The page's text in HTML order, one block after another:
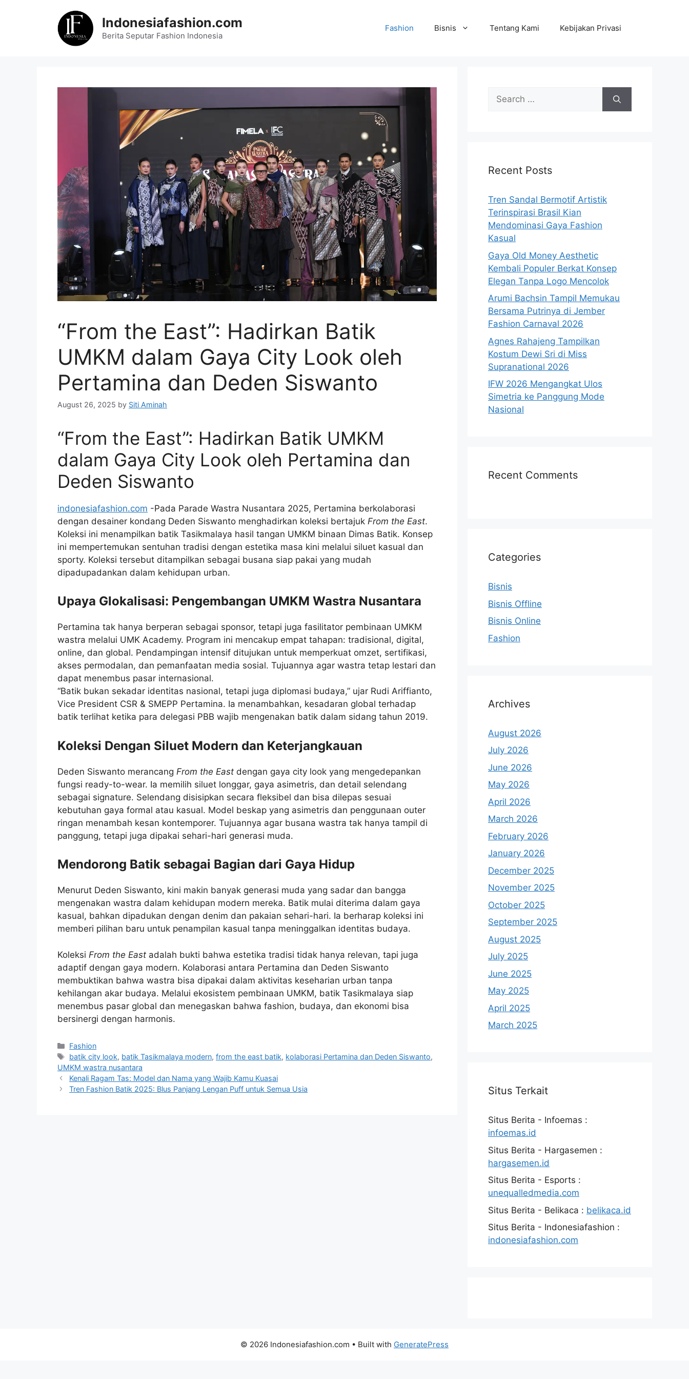
Indonesiafashion.com
Berita Seputar Fashion Indonesia
Fashion Bisnis Tentang Kami Kebijakan Privasi
“From the East”: Hadirkan Batik
UMKM dalam Gaya City Look oleh
Pertamina dan Deden Siswanto
August 26, 2025 by Siti Aminah
“From the East”: Hadirkan Batik UMKM
dalam Gaya City Look oleh Pertamina dan
Deden Siswanto
indonesiafashion.com -Pada Parade Wastra Nusantara 2025, Pertamina berkolaborasi
dengan desainer kondang Deden Siswanto menghadirkan koleksi bertajuk From the East.
Koleksi ini menampilkan batik Tasikmalaya hasil tangan UMKM binaan Dimas Batik. Konsep
ini mempertemukan sentuhan tradisi dengan estetika masa kini melalui siluet kasual dan
sporty. Koleksi tersebut ditampilkan sebagai busana siap pakai yang mudah
dipadupadankan dalam kehidupan urban.
Upaya Glokalisasi: Pengembangan UMKM Wastra Nusantara
Pertamina tak hanya berperan sebagai sponsor, tetapi juga fasilitator pembinaan UMKM
wastra melalui UMK Academy. Program ini mencakup empat tahapan: tradisional, digital,
online, dan global. Pendampingan intensif ditujukan untuk memperkuat omzet, sertifikasi,
akses permodalan, dan pemanfaatan media sosial. Tujuannya agar wastra tetap lestari dan
dapat menembus pasar internasional.
“Batik bukan sekadar identitas nasional, tetapi juga diplomasi budaya,” ujar Rudi Ariffianto,
Vice President CSR & SMEPP Pertamina. Ia menambahkan, kesadaran global terhadap
batik terlihat ketika para delegasi PBB wajib mengenakan batik dalam sidang tahun 2019.
Koleksi Dengan Siluet Modern dan Keterjangkauan
Deden Siswanto merancang From the East dengan gaya city look yang mengedepankan
fungsi ready-to-wear. Ia memilih siluet longgar, gaya asimetris, dan detail selendang
sebagai signature. Selendang disisipkan secara fleksibel dan bisa dilepas sesuai
kebutuhan gaya formal atau kasual. Model beskap yang asimetris dan penggunaan outer
ringan menambah kesan kontemporer. Tujuannya agar busana wastra tak hanya tampil di
panggung, tetapi juga dipakai sehari-hari generasi muda.
Mendorong Batik sebagai Bagian dari Gaya Hidup
Menurut Deden Siswanto, kini makin banyak generasi muda yang sadar dan bangga
mengenakan wastra dalam kehidupan modern mereka. Batik mulai diterima dalam gaya
kasual, bahkan dipadukan dengan denim dan pakaian sehari-hari. Ia berharap koleksi ini
memberi pilihan baru untuk penampilan kasual tanpa meninggalkan identitas budaya.
Koleksi From the East adalah bukti bahwa estetika tradisi tidak hanya relevan, tapi juga
adaptif dengan gaya modern. Kolaborasi antara Pertamina dan Deden Siswanto
membuktikan bahwa wastra bisa dipakai dalam aktivitas keseharian urban tanpa
kehilangan akar budaya. Melalui ekosistem pembinaan UMKM, batik Tasikmalaya siap
menembus pasar global dan menegaskan bahwa fashion, budaya, dan ekonomi bisa
bersinergi dengan harmonis.
Categories
Fashion
Tags
batik city look, batik Tasikmalaya modern,from the east batik, kolaborasi Pertamina dan Deden Siswanto,
UMKM wastra nusantara
Kenali Ragam Tas: Model dan Nama yang Wajib Kamu Kuasai
Tren Fashion Batik 2025: Blus Panjang Lengan Puff untuk Semua Usia
Search
for:
Recent Posts
Tren Sandal Bermotif Artistik
Terinspirasi Brasil Kian
Mendominasi Gaya Fashion
Kasual
Gaya Old Money Aesthetic
Kembali Populer Berkat Konsep
Elegan Tanpa Logo Mencolok
Arumi Bachsin Tampil Memukau
Bersama Putrinya di Jember
Fashion Carnaval 2026
Agnes Rahajeng Tampilkan
Kostum Dewi Sri di Miss
Supranational 2026
IFW 2026 Mengangkat Ulos
Simetria ke Panggung Mode
Nasional
Recent Comments
Categories
Bisnis
Bisnis Offline
Bisnis Online
Fashion
Archives
August 2026
July 2026
June 2026
May 2026
April 2026
March 2026
February 2026
January 2026
December 2025
November 2025
October 2025
September 2025
August 2025
July 2025
June 2025
May 2025
April 2025
March 2025
Situs Terkait
Situs Berita - Infoemas :
infoemas.id
Situs Berita - Hargasemen :
hargasemen.id
Situs Berita - Esports :
unequalledmedia.com
Situs Berita - Belikaca : belikaca.id
Situs Berita - Indonesiafashion :
indonesiafashion.com
© 2026 Indonesiafashion.com • Built with GeneratePress